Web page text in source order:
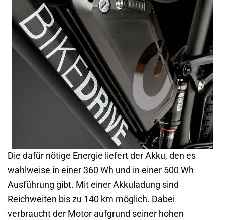
Die dafür nötige Energie liefert der Akku, den es
wahlweise in einer 360 Wh und in einer 500 Wh
Ausführung gibt. Mit einer Akkuladung sind
Reichweiten bis zu 140 km möglich. Dabei
verbraucht der Motor aufgrund seiner hohen